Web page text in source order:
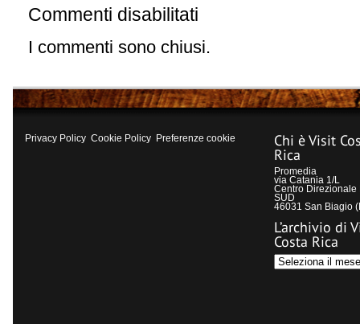
Commenti disabilitati
nazionali:
I commenti sono chiusi.
Privacy Policy Cookie Policy Preferenze cookie Chi è Visit
Rica
Promedia
via Catania 1/L
Centro Direzionale
SUD
46031 San Biagio
L’archivio di
Costa Rica
L’archivio
di